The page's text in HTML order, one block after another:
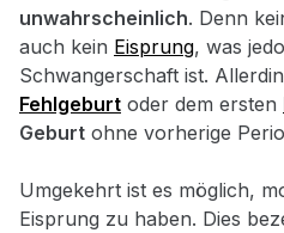
unwahrscheinlich. Denn
auch kein Eisprung, was
Schwangerschaft ist.
Fehlgeburt oder dem ersten
Geburt ohne vorherige
Umgekehrt ist es möglich,
Eisprung zu haben. Dies